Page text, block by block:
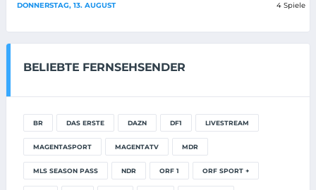
DONNERSTAG, 13. AUGUST 4 Spiele
BELIEBTE FERNSEHSENDER
BR DAS ERSTE DAZN DF1 LIVESTREAM
MAGENTASPORT MAGENTATV MDR
MLS SEASON PASS NDR ORF 1 ORF SPORT +